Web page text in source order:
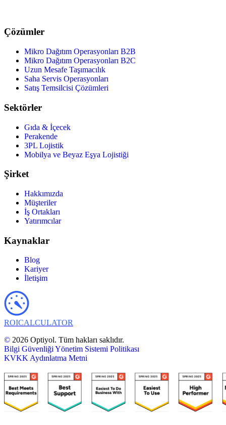
Çözümler
Mikro Dağıtım Operasyonları B2B
Mikro Dağıtım Operasyonları B2C
Uzun Mesafe Taşımacılık
Saha Servis Operasyonları
Satış Temsilcisi Çözümleri
Sektörler
Gıda & İçecek
Perakende
3PL Lojistik
Mobilya ve Beyaz Eşya Lojistiği
Şirket
Hakkımızda
Müşteriler
İş Ortakları
Yatırımcılar
Kaynaklar
Blog
Kariyer
İletişim
ROICALCULATOR
© 2026 Optiyol. Tüm hakları saklıdır.
Bilgi Güvenliği Yönetim Sistemi Politikası
KVKK Aydınlatma Metni